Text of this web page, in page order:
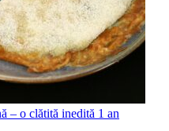
– o clătită inedită 1 an